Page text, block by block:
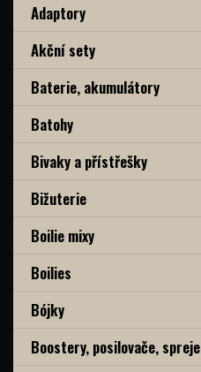
Adaptory
Akční sety
Baterie, akumulátory
Batohy
Bivaky a přístřešky
Bižuterie
Boilie mixy
Boilies
Bójky
Boostery, posilovače, spreje